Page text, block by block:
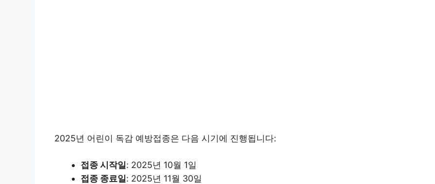
2025년 어린이 독감 예방접종은 다음 시기에 진행됩니다:
접종 시작일: 2025년 10월 1일
접종 종료일: 2025년 11월 30일